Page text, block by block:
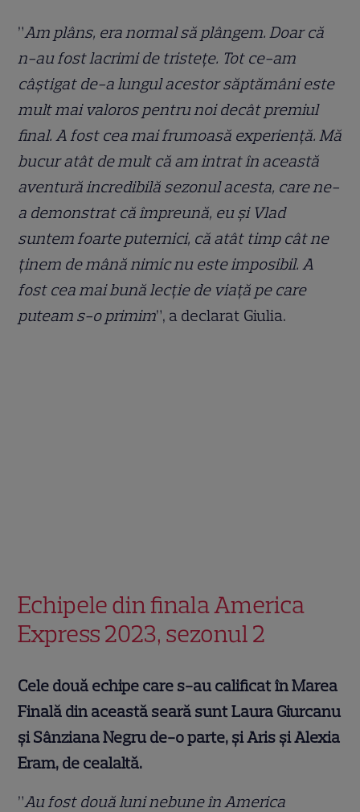
”Am plâns, era normal să plângem. Doar că
n-au fost lacrimi de tristețe. Tot ce-am
câștigat de-a lungul acestor săptămâni este
mult mai valoros pentru noi decât premiul
final. A fost cea mai frumoasă experiență. Mă
bucur atât de mult că am intrat în această
aventură incredibilă sezonul acesta, care ne-
a demonstrat că împreună, eu și Vlad
suntem foarte puternici, că atât timp cât ne
ținem de mână nimic nu este imposibil. A
fost cea mai bună lecție de viață pe care
puteam s-o primim”, a declarat Giulia.
Echipele din finala America
Express 2023, sezonul 2
Cele două echipe care s-au calificat în Marea
Finală din această seară sunt Laura Giurcanu
și Sânziana Negru de-o parte, și Aris și Alexia
Eram, de cealaltă.
”Au fost două luni nebune în America